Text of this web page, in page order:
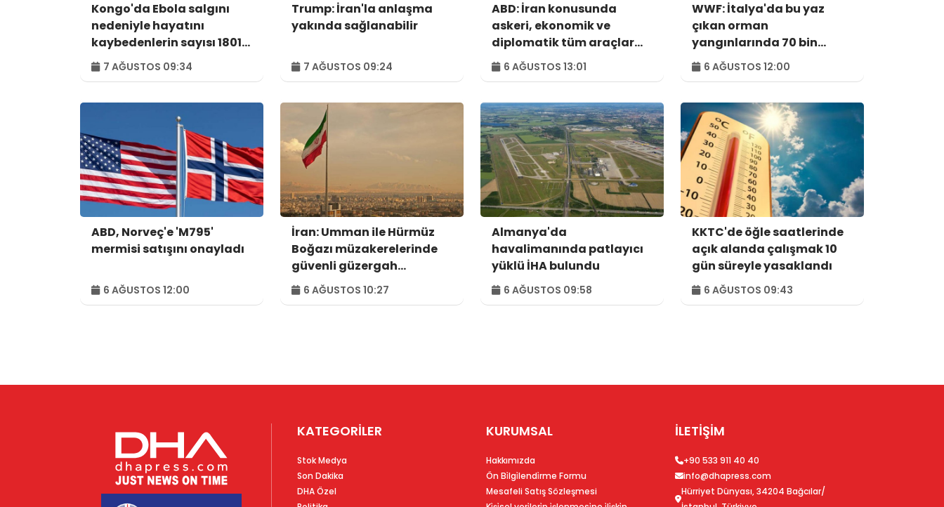
Kongo'da Ebola salgını
nedeniyle hayatını
kaybedenlerin sayısı 1801'e
yükseldi
7 AĞUSTOS 09:34
Trump: İran'la anlaşma
yakında sağlanabilir
7 AĞUSTOS 09:24
ABD: İran konusunda
askeri, ekonomik ve
diplomatik tüm araçlar
kullanılacak
6 AĞUSTOS 13:01
WWF: İtalya'da bu yaz
çıkan orman
yangınlarında 70 bin
hektar alan kül oldu
6 AĞUSTOS 12:00
ABD, Norveç'e 'M795'
mermisi satışını onayladı
6 AĞUSTOS 12:00
İran: Umman ile Hürmüz
Boğazı müzakerelerinde
güvenli güzergah
konusunda anlaşmaya
vardık
6 AĞUSTOS 10:27
Almanya'da
havalimanında patlayıcı
yüklü İHA bulundu
6 AĞUSTOS 09:58
KKTC'de öğle saatlerinde
açık alanda çalışmak 10
gün süreyle yasaklandı
6 AĞUSTOS 09:43
KATEGORİLER
Stok Medya
Son Dakika
DHA Özel
KURUMSAL
Hakkımızda
Ön Bi̇lgi̇lendi̇rme Formu
Mesafeli Satış Sözleşmesi
İLETİŞİM
+90 533 911 40 40
info@dhapress.com
Hürriyet Dünyası, 34204 Bağcılar/